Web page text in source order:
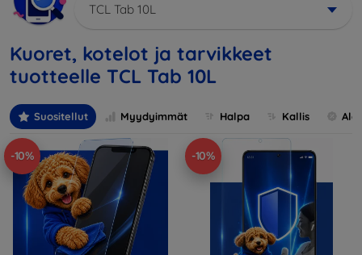
TCL Tab 10L
Kuoret, kotelot ja tarvikkeet
tuotteelle TCL Tab 10L
Suositellut Myydyimmät Halpa Kallis
-10% -10%